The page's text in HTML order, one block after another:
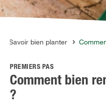
Thèmes
Qui sommes-nous ?
Promotions
Savoir bien planter
PREMIERS PAS
Comment bien
?